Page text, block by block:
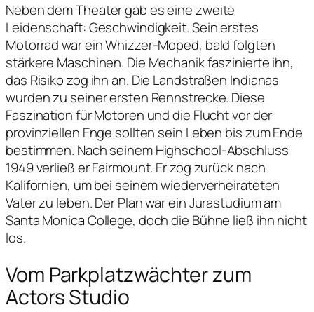
Neben dem Theater gab es eine zweite
Leidenschaft: Geschwindigkeit. Sein erstes
Motorrad war ein Whizzer-Moped, bald folgten
stärkere Maschinen. Die Mechanik faszinierte ihn,
das Risiko zog ihn an. Die Landstraßen Indianas
wurden zu seiner ersten Rennstrecke. Diese
Faszination für Motoren und die Flucht vor der
provinziellen Enge sollten sein Leben bis zum Ende
bestimmen. Nach seinem Highschool-Abschluss
1949 verließ er Fairmount. Er zog zurück nach
Kalifornien, um bei seinem wiederverheirateten
Vater zu leben. Der Plan war ein Jurastudium am
Santa Monica College, doch die Bühne ließ ihn nicht
los.
Vom Parkplatzwächter zum
Actors Studio